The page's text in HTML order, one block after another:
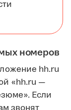
номеров
hh.ru
«hh.ru —
Если